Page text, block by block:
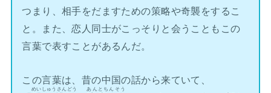
つまり、相手をだますための策略や奇襲をするこ
と。また、恋人同士がこっそりと会うこともこの
言葉で表すことがあるんだ。
この言葉は、昔の中国の話から来ていて、
めいしゅうさんどう あんとちんそう